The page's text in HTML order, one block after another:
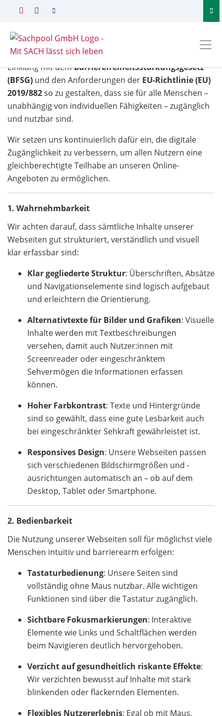
Erklärung zur Barrierefreiheit
Die SACHPOOL GmbH ist bestrebt, ihre Webseiten im
Einklang mit demBarrierefreiheitsstärkungsgesetz
(BFSG) und den Anforderungen der EU-Richtlinie (EU)
2019/882so zu gestalten, dass sie für alle Menschen –
unabhängig von individuellen Fähigkeiten – zugänglich
und nutzbar sind.
Wir setzen uns kontinuierlich dafür ein, die digitale
Zugänglichkeit zu verbessern, um allen Nutzern eine
gleichberechtigte Teilhabe an unseren Online-
Angeboten zu ermöglichen.
1. Wahrnehmbarkeit
Wir achten darauf, dass sämtliche Inhalte unserer
Webseiten gut strukturiert, verständlich und visuell
klar erfassbar sind:
Klar gegliederte Struktur: Überschriften, Absätze
und Navigationselemente sind logisch aufgebaut
und erleichtern die Orientierung.
Alternativtexte für Bilder und Grafiken: Visuelle
Inhalte werden mit Textbeschreibungen
versehen, damit auch Nutzer:innen mit
Screenreader oder eingeschränktem
Sehvermögen die Informationen erfassen
können.
Hoher Farbkontrast: Texte und Hintergründe
sind so gewählt, dass eine gute Lesbarkeit auch
bei eingeschränkter Sehkraft gewährleistet ist.
Responsives Design: Unsere Webseiten passen
sich verschiedenen Bildschirmgrößen und -
ausrichtungen automatisch an – ob auf dem
Desktop, Tablet oder Smartphone.
2. Bedienbarkeit
Die Nutzung unserer Webseiten soll für möglichst viele
Menschen intuitiv und barrierearm erfolgen:
Tastaturbedienung: Unsere Seiten sind
vollständig ohne Maus nutzbar. Alle wichtigen
Funktionen sind über die Tastatur zugänglich.
Sichtbare Fokusmarkierungen: Interaktive
Elemente wie Links und Schaltflächen werden
beim Navigieren deutlich hervorgehoben.
Verzicht auf gesundheitlich riskante Effekte:
Wir verzichten bewusst auf Inhalte mit stark
blinkenden oder flackernden Elementen.
Flexibles Nutzererlebnis: Egal ob mit Maus,